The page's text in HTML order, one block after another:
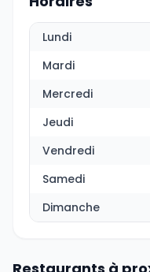
Lundi
Mardi
Mercredi
Jeudi
Vendredi
Samedi
Dimanche